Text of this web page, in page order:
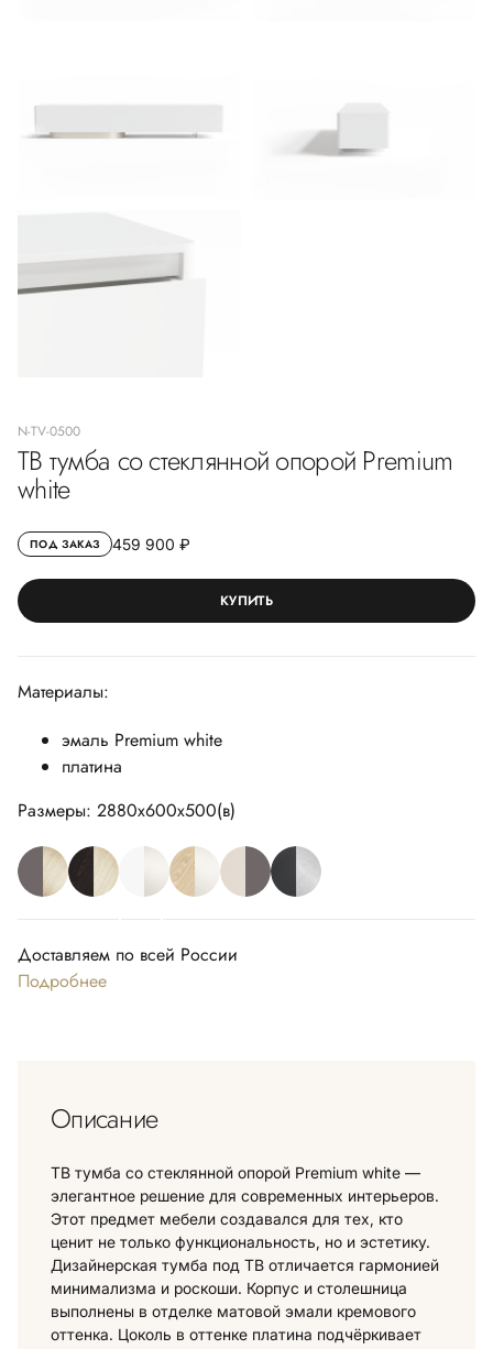
N-ТV-0500
ТВ тумба со стеклянной опорой Premium
white
ПОД ЗАКАЗ 459 900 ₽
КУПИТЬ
Материалы:
эмаль Premium white
платина
Размеры: 2880х600х500(в)
Доставляем по всей России
Подробнее
Описание
ТВ тумба со стеклянной опорой Premium white —
элегантное решение для современных интерьеров.
Этот предмет мебели создавался для тех, кто
ценит не только функциональность, но и эстетику.
Дизайнерская тумба под ТВ отличается гармонией
минимализма и роскоши. Корпус и столешница
выполнены в отделке матовой эмали кремового
оттенка. Цоколь в оттенке платина подчёркивает